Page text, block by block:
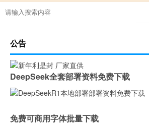
公告
DeepSeek全套部署资料免费下载
免费可商用字体批量下载